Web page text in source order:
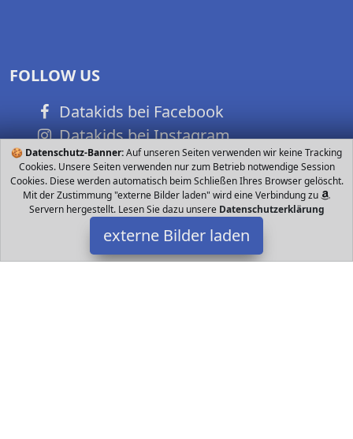
🍪 Datenschutz-Banner:Auf unseren Seiten verwenden wir keine Tracking
Cookies. Unsere Seiten verwenden nur zum Betrieb notwendige Session
Cookies. Diese werden automatisch beim Schließen Ihres Browser gelöscht.
Mit der Zustimmung "externe Bilder laden" wird eine Verbindung zu
Servern hergestellt. Lesen Sie dazu unsere Datenschutzerklärung
externe Bilder laden
FOLLOW US
Datakids bei Facebook
Datakids bei Instagram
Datakids bei Github